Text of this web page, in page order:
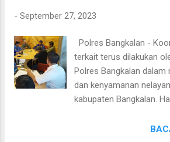
mengatakan, bahwa
dilakukan secara
sinergitas anggota Polri,
Polhut agar lebih
insiden kebakaran hutan.
sebagai bentuk
terjalin baik," ujarnya.
- September 27, 2023
Polres Bangkalan -
terkait terus dilakukan
Polres Bangkalan dalam
dan kenyamanan
kabupaten Bangkalan.
siang (27/11/2023)